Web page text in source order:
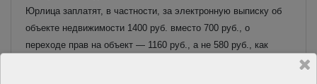
Юрлица заплатят, в частности, за электронную выписку об
объекте недвижимости 1400 руб. вместо 700 руб., о
переходе прав на объект — 1160 руб., а не 580 руб., как